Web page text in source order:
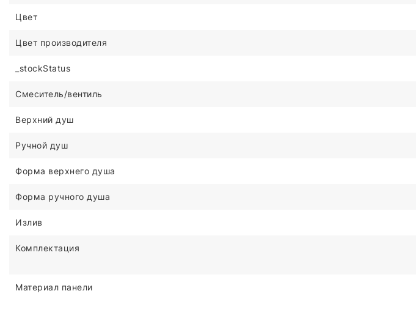
Цвет
Цвет производителя
_stockStatus
Смеситель/вентиль
Верхний душ
Ручной душ
Форма верхнего душа
Форма ручного душа
Излив
Комплектация
Материал панели